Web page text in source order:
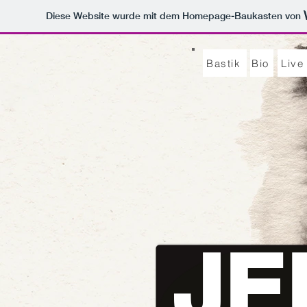
Diese Website wurde mit dem Homepage-Baukasten von
Bastik Bio Live